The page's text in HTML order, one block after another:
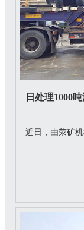
日处理1000
近日，由荥矿机